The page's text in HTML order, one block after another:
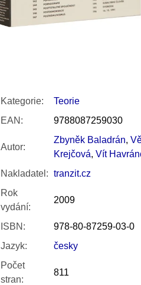
Kategorie:
Teorie
EAN : 9788087259030
Autor:
Zbyněk Baladrán,
Krejčová, Vít
Nakladatel : tranzit.cz
Rok
vydání:
2009
ISBN :
978-80-87259-03-0
Jazyk:
česky
Počet
stran:
811